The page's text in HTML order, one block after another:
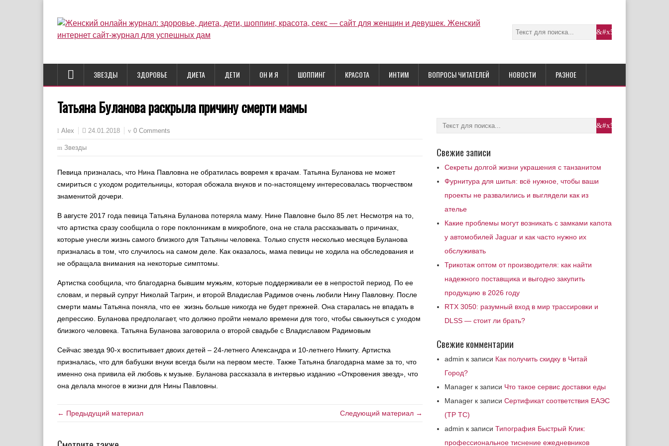
ЗВЕЗДЫ ЗДОРОВЬЕ ДИЕТА ДЕТИ ОН И Я ШОППИНГ КРАСОТА ИНТИМ ВОПРОСЫ ЧИТАТЕЛЕЙ НОВОСТИ РАЗНОЕ
Татьяна Буланова раскрыла причину смерти мамы
Alex 24.01.2018 0 Comments
Звезды
Певица призналась, что Нина Павловна не обратилась вовремя к врачам. Татьяна Буланова не может
смириться с уходом родительницы, которая обожала внуков и по-настоящему интересовалась творчеством
знаменитой дочери.
В августе 2017 года певица Татьяна Буланова потеряла маму. Нине Павловне было 85 лет. Несмотря на то,
что артистка сразу сообщила о горе поклонникам в микроблоге, она не стала рассказывать о причинах,
которые унесли жизнь самого близкого для Татьяны человека. Только спустя несколько месяцев Буланова
призналась в том, что случилось на самом деле. Как оказалось, мама певицы не ходила на обследования и
не обращала внимания на некоторые симптомы.
Артистка сообщила, что благодарна бывшим мужьям, которые поддерживали ее в непростой период. По ее
словам, и первый супруг Николай Тагрин, и второй Владислав Радимов очень любили Нину Павловну. После
смерти мамы Татьяна поняла, что ее жизнь больше никогда не будет прежней. Она старалась не впадать в
депрессию. Буланова предполагает, что должно пройти немало времени для того, чтобы свыкнуться с уходом
близкого человека. Татьяна Буланова заговорила о второй свадьбе с Владиславом Радимовым
Сейчас звезда 90-х воспитывает двоих детей – 24-летнего Александра и 10-летнего Никиту. Артистка
призналась, что для бабушки внуки всегда были на первом месте. Также Татьяна благодарна маме за то, что
именно она привила ей любовь к музыке. Буланова рассказала в интервью изданию «Откровения звезд», что
она делала многое в жизни для Нины Павловны.
← Предыдущий материал Следующий материал →
Свежие записи
Секреты долгой жизни украшения с танзанитом
Фурнитура для шитья: всё нужное, чтобы ваши
проекты не развалились и выглядели как из
ателье
Какие проблемы могут возникать с замками капота
у автомобилей Jaguar и как часто нужно их
обслуживать
Трикотаж оптом от производителя: как найти
надежного поставщика и выгодно закупить
продукцию в 2026 году
RTX 3050: разумный вход в мир трассировки и
DLSS — стоит ли брать?
Свежие комментарии
admin к записи Как получить скидку в Читай
Город?
Manager к записи Что такое сервис доставки еды
Manager к записи Сертификат соответствия ЕАЭС
(ТР ТС)
admin к записи Типография Быстрый Клик:
профессиональное тиснение ежедневников